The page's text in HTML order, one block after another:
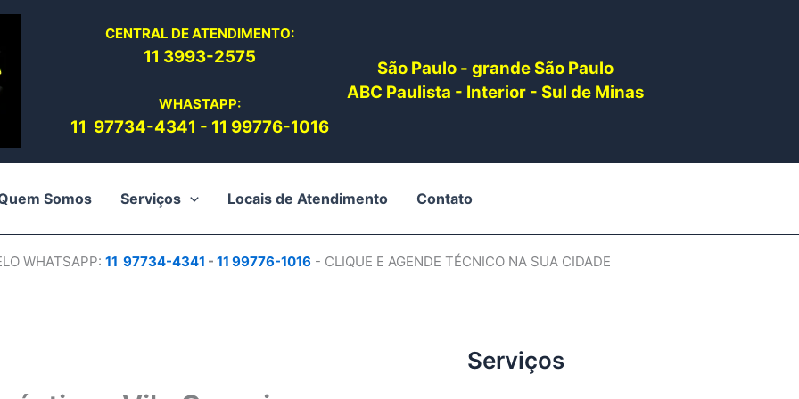
CENTRAL DE ATENDIMENTO:
11 3993-2575
WHASTAPP:
11 97734-4341 - 11 99776-1016
São Paulo - grande São Paulo
ABC Paulista - Interior - Sul de Minas
Somos Serviços Locais de Atendimento Contato
WHATSAPP: 11 97734-4341 - 11 99776-1016 - CLIQUE E AGENDE TÉCNICO NA SUA CIDADE
Serviços